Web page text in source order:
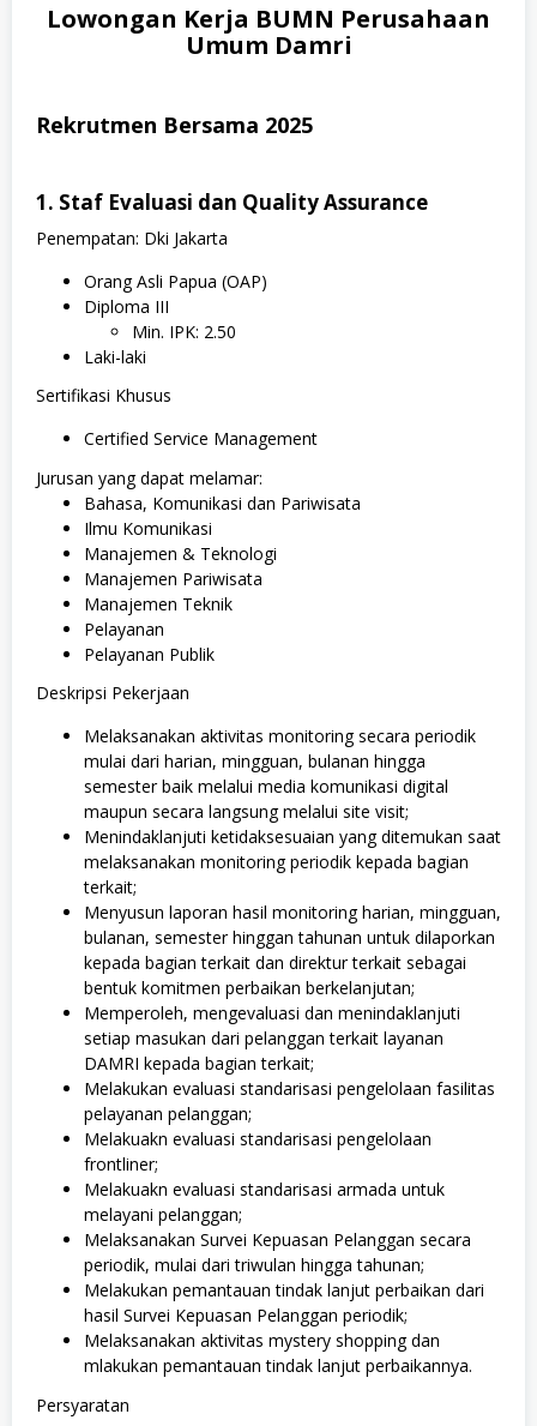
Lowongan Kerja BUMN Perusahaan
Umum Damri
Rekrutmen Bersama 2025
1. Staf Evaluasi dan Quality Assurance
Penempatan: Dki Jakarta
Orang Asli Papua (OAP)
Diploma III
Min. IPK: 2.50
Laki-laki
Sertifikasi Khusus
Certified Service Management
Jurusan yang dapat melamar:
Bahasa, Komunikasi dan Pariwisata
Ilmu Komunikasi
Manajemen & Teknologi
Manajemen Pariwisata
Manajemen Teknik
Pelayanan
Pelayanan Publik
Deskripsi Pekerjaan
Melaksanakan aktivitas monitoring secara periodik
mulai dari harian, mingguan, bulanan hingga
semester baik melalui media komunikasi digital
maupun secara langsung melalui site visit;
Menindaklanjuti ketidaksesuaian yang ditemukan saat
melaksanakan monitoring periodik kepada bagian
terkait;
Menyusun laporan hasil monitoring harian, mingguan,
bulanan, semester hinggan tahunan untuk dilaporkan
kepada bagian terkait dan direktur terkait sebagai
bentuk komitmen perbaikan berkelanjutan;
Memperoleh, mengevaluasi dan menindaklanjuti
setiap masukan dari pelanggan terkait layanan
DAMRI kepada bagian terkait;
Melakukan evaluasi standarisasi pengelolaan fasilitas
pelayanan pelanggan;
Melakuakn evaluasi standarisasi pengelolaan
frontliner;
Melakuakn evaluasi standarisasi armada untuk
melayani pelanggan;
Melaksanakan Survei Kepuasan Pelanggan secara
periodik, mulai dari triwulan hingga tahunan;
Melakukan pemantauan tindak lanjut perbaikan dari
hasil Survei Kepuasan Pelanggan periodik;
Melaksanakan aktivitas mystery shopping dan
mlakukan pemantauan tindak lanjut perbaikannya.
Persyaratan